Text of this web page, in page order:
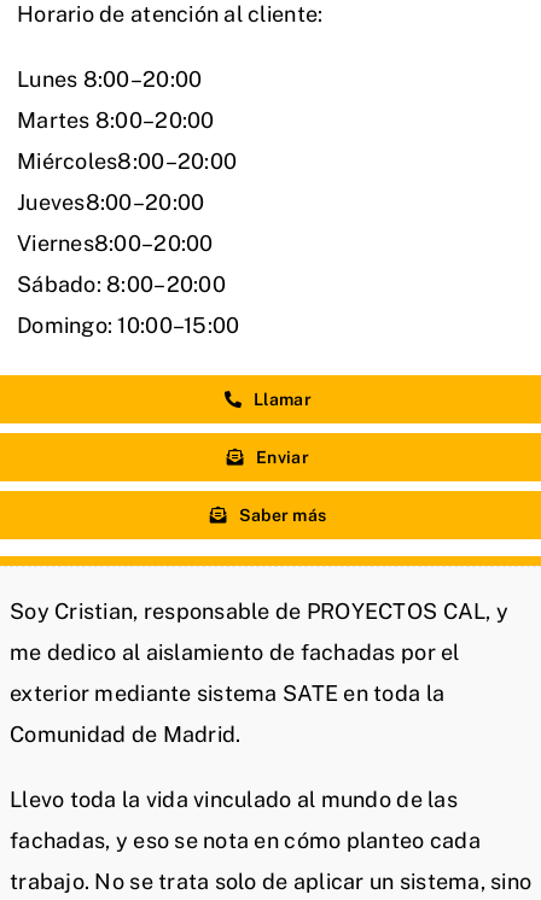
Soy Cristian, responsable de PROYECTOS CAL, y
me dedico al aislamiento de fachadas por el
exterior mediante sistema SATE en toda la
Comunidad de Madrid.
Llevo toda la vida vinculado al mundo de las
fachadas, y eso se nota en cómo planteo cada
trabajo. No se trata solo de aplicar un sistema, sino
Horario de atención al cliente:
Lunes 8:00–20:00
Martes 8:00–20:00
Miércoles8:00–20:00
Jueves8:00–20:00
Viernes8:00–20:00
Sábado: 8:00–20:00
Domingo: 10:00–15:00
Llamar
Enviar
Saber más